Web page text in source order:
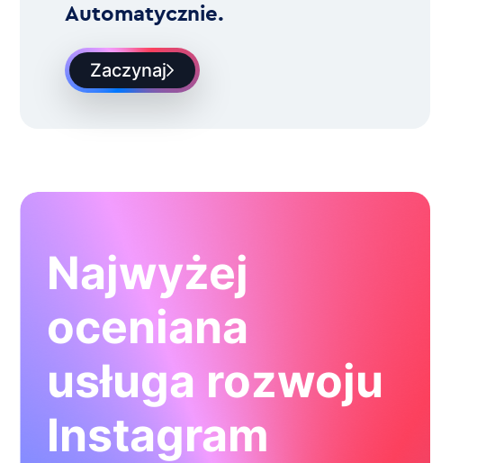
Automatycznie.
Zaczynaj
Najwyżej
oceniana
usługa rozwoju
Instagram